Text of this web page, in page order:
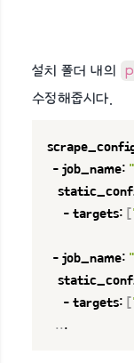
설치 폴더 내의
수정해줍시다.
  - job_name:
      - targets:
  - job_name:
      - targets:
.. .